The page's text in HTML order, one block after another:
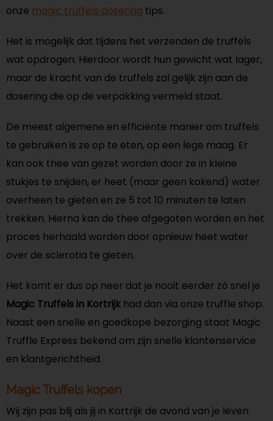
onze magic truffels dosering tips.
Het is mogelijk dat tijdens het verzenden de truffels
wat opdrogen. Hierdoor wordt hun gewicht wat lager,
maar de kracht van de truffels zal gelijk zijn aan de
dosering die op de verpakking vermeld staat.
De meest algemene en efficiënte manier om truffels
te gebruiken is ze op te eten, op een lege maag. Er
kan ook thee van gezet worden door ze in kleine
stukjes te snijden, er heet (maar geen kokend) water
overheen te gieten en ze 5 tot 10 minuten te laten
trekken. Hierna kan de thee afgegoten worden en het
proces herhaald worden door opnieuw heet water
over de sclerotia te gieten.
Het komt er dus op neer dat je nooit eerder zó snel je
Magic Truffels in Kortrijk had dan via onze truffle shop.
Naast een snelle en goedkope bezorging staat Magic
Truffle Express bekend om zijn snelle klantenservice
en klantgerichtheid.
Magic Truffels kopen
Wij zijn pas blij als jij in Kortrijk de avond van je leven